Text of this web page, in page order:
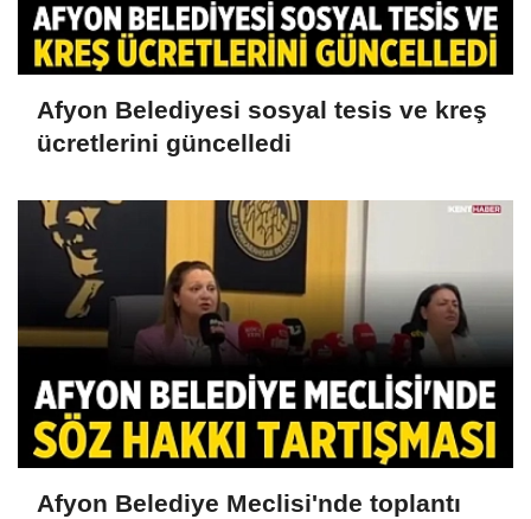
Afyon Belediyesi sosyal tesis ve kreş
ücretlerini güncelledi
Afyon Belediye Meclisi'nde toplantı